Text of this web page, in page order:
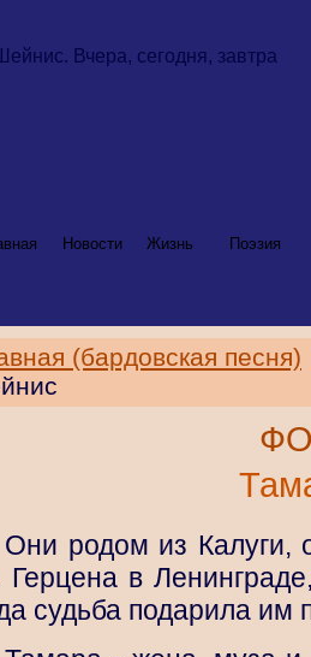
Новости Жизнь Поэзия
(бардовская песня)
Они родом из Калуги,
Герцена в
судьба подарила им